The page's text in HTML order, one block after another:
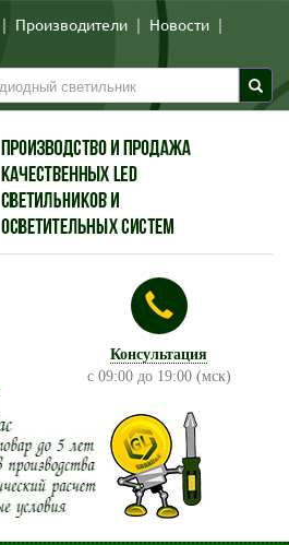
| Производители | Новости |
Консультация
с 09:00 до 19:00 (мск)